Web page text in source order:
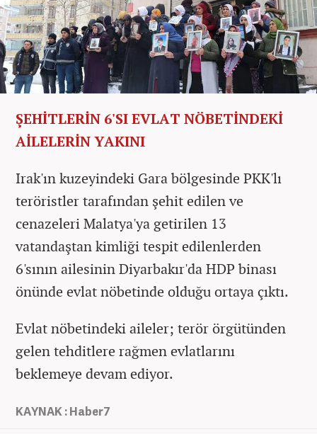
ŞEHİTLERİN 6'SI EVLAT NÖBETİNDEKİ
AİLELERİN YAKINI
Irak'ın kuzeyindeki Gara bölgesinde PKK'lı
teröristler tarafından şehit edilen ve
cenazeleri Malatya'ya getirilen 13
vatandaştan kimliği tespit edilenlerden
6'sının ailesinin Diyarbakır'da HDP binası
önünde evlat nöbetinde olduğu ortaya çıktı.
Evlat nöbetindeki aileler; terör örgütünden
gelen tehditlere rağmen evlatlarını
beklemeye devam ediyor.
KAYNAK : Haber7